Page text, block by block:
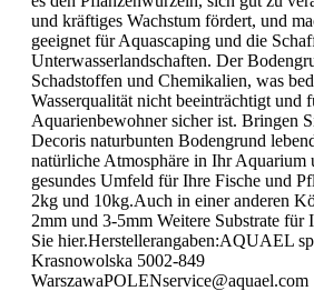
und kräftiges Wachstum fördert, und
geeignet für Aquascaping und die
Unterwasserlandschaften. Der
Schadstoffen und Chemikalien, was
Wasserqualität nicht beeinträchtigt und
Aquarienbewohner sicher ist. Bringen
Decoris naturbunten Bodengrund
natürliche Atmosphäre in Ihr Aquarium
gesundes Umfeld für Ihre Fische und
2kg und 10kg.Auch in einer anderen
2mm und 3-5mm Weitere Substrate für
Sie hier.Herstellerangaben:AQUAEL
Krasnowolska 5002-849
WarszawaPOLENservice@aquael.com